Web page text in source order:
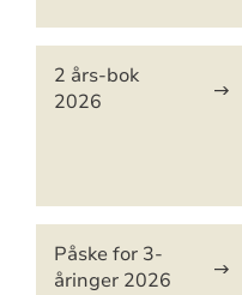
2 års-bok
2026
Påske for 3-
åringer 2026